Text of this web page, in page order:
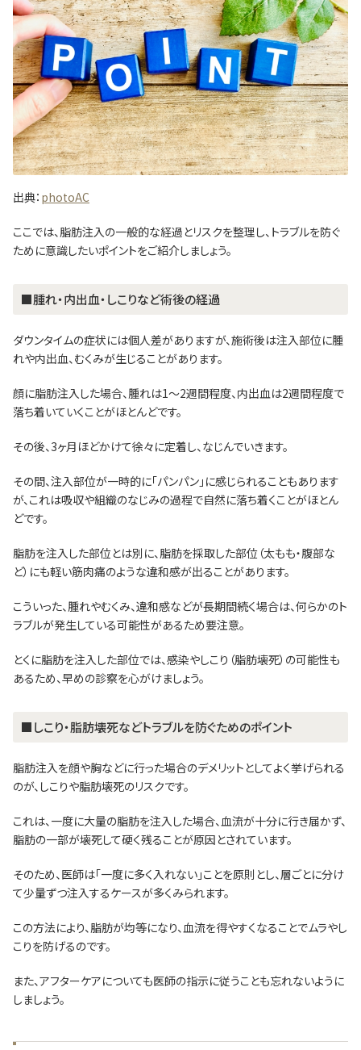
出典： photoAC
ここでは、脂肪注入の一般的な経過とリスクを整理し、トラブルを防ぐ
ために意識したいポイントをご紹介しましょう。
■腫れ・内出血・しこりなど術後の経過
ダウンタイムの症状には個人差がありますが、施術後は注入部位に腫
れや内出血、むくみが生じることがあります。
顔に脂肪注入した場合、腫れは1〜2週間程度、内出血は2週間程度で
落ち着いていくことがほとんどです。
その後、3ヶ月ほどかけて徐々に定着し、なじんでいきます。
その間、注入部位が一時的に「パンパン」に感じられることもあります
が、これは吸収や組織のなじみの過程で自然に落ち着くことがほとん
どです。
脂肪を注入した部位とは別に、脂肪を採取した部位（太もも・腹部な
ど）にも軽い筋肉痛のような違和感が出ることがあります。
こういった、腫れやむくみ、違和感などが長期間続く場合は、何らかのト
ラブルが発生している可能性があるため要注意。
とくに脂肪を注入した部位では、感染やしこり（脂肪壊死）の可能性も
あるため、早めの診察を心がけましょう。
■しこり・脂肪壊死などトラブルを防ぐためのポイント
脂肪注入を顔や胸などに行った場合のデメリットとしてよく挙げられる
のが、しこりや脂肪壊死のリスクです。
これは、一度に大量の脂肪を注入した場合、血流が十分に行き届かず、
脂肪の一部が壊死して硬く残ることが原因とされています。
そのため、医師は「一度に多く入れない」ことを原則とし、層ごとに分け
て少量ずつ注入するケースが多くみられます。
この方法により、脂肪が均等になり、血流を得やすくなることでムラやし
こりを防げるのです。
また、アフターケアについても医師の指示に従うことも忘れないように
しましょう。